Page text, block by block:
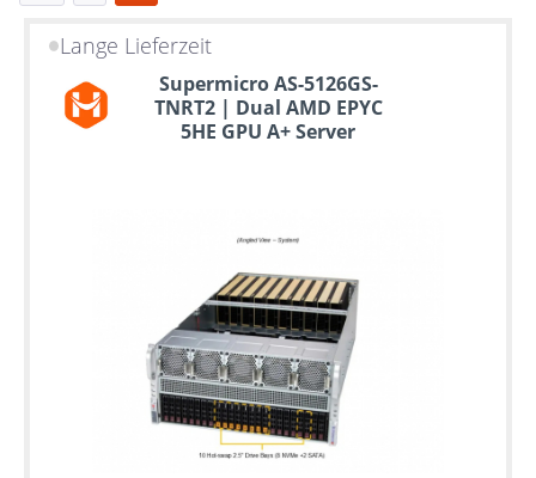
zu
6
Lange Lieferzeit
Supermicro AS-5126GS-
TNRT2 | Dual AMD EPYC
5HE GPU A+ Server